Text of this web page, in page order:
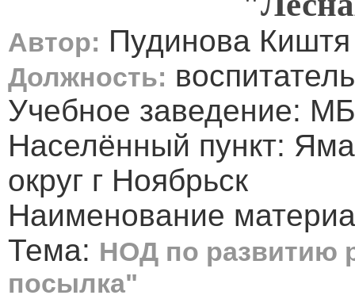
Автор: Пудинова
Должность: воспитатель
Учебное заведение:
Населённый пункт:
округ г Ноябрьск
Наименование
Тема: НОД по развитию
посылка"